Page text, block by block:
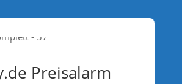
Preisalarm